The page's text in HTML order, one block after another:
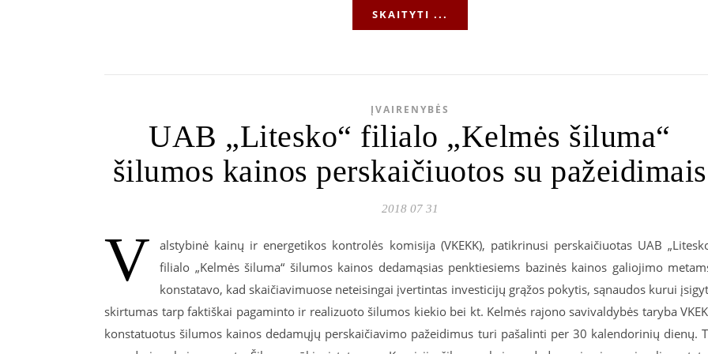
SKAITYTI ...
ĮVAIRENYBĖS
UAB „Litesko“ filialo „Kelmės šiluma“
šilumos kainos perskaičiuotos su pažeidimais
2018 07 31
V
alstybinė kainų ir energetikos kontrolės komisija (VKEKK), patikrinusi perskaičiuotas UAB
filialo „Kelmės šiluma“ šilumos kainos dedamąsias penktiesiems bazinės kainos galiojimo
konstatavo, kad skaičiavimuose neteisingai įvertintas investicijų grąžos pokytis, sąnaudos kurui
skirtumas tarp faktiškai pagaminto ir realizuoto šilumos kiekio bei kt. Kelmės rajono savivaldybės taryba
konstatuotus šilumos kainos dedamųjų perskaičiavimo pažeidimus turi pašalinti per 30 kalendorinių dienų.